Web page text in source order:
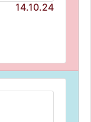
14.10.24